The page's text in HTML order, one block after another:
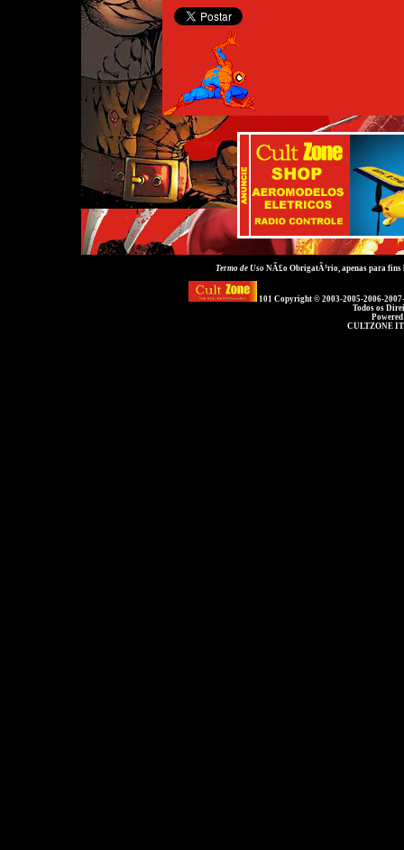
Termo de UsoNÃ£o ObrigatÃ³rio, apenas para
101 Copyright © 2003-2005-2006-
Todos os
CULTZONE